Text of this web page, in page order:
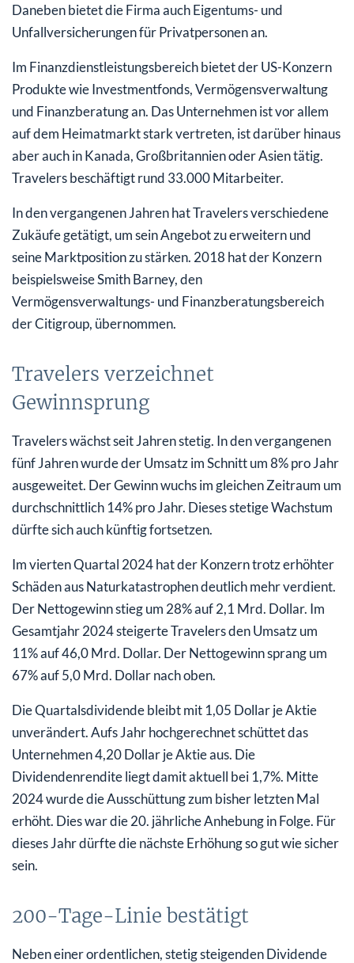
Daneben bietet die Firma auch Eigentums- und
Unfallversicherungen für Privatpersonen an.
Im Finanzdienstleistungsbereich bietet der US-Konzern
Produkte wie Investmentfonds, Vermögensverwaltung
und Finanzberatung an. Das Unternehmen ist vor allem
auf dem Heimatmarkt stark vertreten, ist darüber hinaus
aber auch in Kanada, Großbritannien oder Asien tätig.
Travelers beschäftigt rund 33.000 Mitarbeiter.
In den vergangenen Jahren hat Travelers verschiedene
Zukäufe getätigt, um sein Angebot zu erweitern und
seine Marktposition zu stärken. 2018 hat der Konzern
beispielsweise Smith Barney, den
Vermögensverwaltungs- und Finanzberatungsbereich
der Citigroup, übernommen.
Travelers verzeichnet
Gewinnsprung
Travelers wächst seit Jahren stetig. In den vergangenen
fünf Jahren wurde der Umsatz im Schnitt um 8% pro Jahr
ausgeweitet. Der Gewinn wuchs im gleichen Zeitraum um
durchschnittlich 14% pro Jahr. Dieses stetige Wachstum
dürfte sich auch künftig fortsetzen.
Im vierten Quartal 2024 hat der Konzern trotz erhöhter
Schäden aus Naturkatastrophen deutlich mehr verdient.
Der Nettogewinn stieg um 28% auf 2,1 Mrd. Dollar. Im
Gesamtjahr 2024 steigerte Travelers den Umsatz um
11% auf 46,0 Mrd. Dollar. Der Nettogewinn sprang um
67% auf 5,0 Mrd. Dollar nach oben.
Die Quartalsdividende bleibt mit 1,05 Dollar je Aktie
unverändert. Aufs Jahr hochgerechnet schüttet das
Unternehmen 4,20 Dollar je Aktie aus. Die
Dividendenrendite liegt damit aktuell bei 1,7%. Mitte
2024 wurde die Ausschüttung zum bisher letzten Mal
erhöht. Dies war die 20. jährliche Anhebung in Folge. Für
dieses Jahr dürfte die nächste Erhöhung so gut wie sicher
sein.
200-Tage-Linie bestätigt
Neben einer ordentlichen, stetig steigenden Dividende